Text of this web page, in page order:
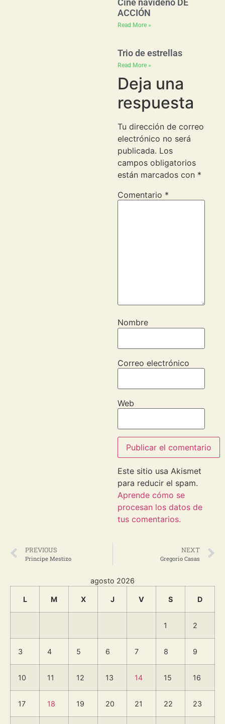
Cine navideño DE
ACCIÓN
Read More »
Trio de estrellas
Read More »
Deja una
respuesta
Tu dirección de correo
electrónico no será
publicada. Los
campos obligatorios
están marcados con *
Comentario *
Nombre
Correo electrónico
Web
Este sitio usa Akismet
para reducir el spam.
Aprende cómo se
procesan los datos de
tus comentarios.
PREVIOUS
Principe Mestizo
NEXT
Gregorio Casas
agosto 2026
L M X J V S D
1 2
3 4 5 6 7 8 9
10 11 12 13 14 15 16
17 18 19 20 21 22 23